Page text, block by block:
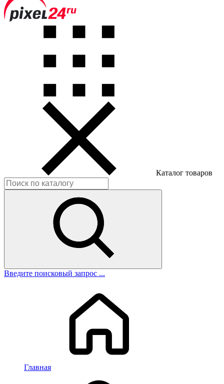
Каталог товаров
Введите поисковый запрос ...
Главная